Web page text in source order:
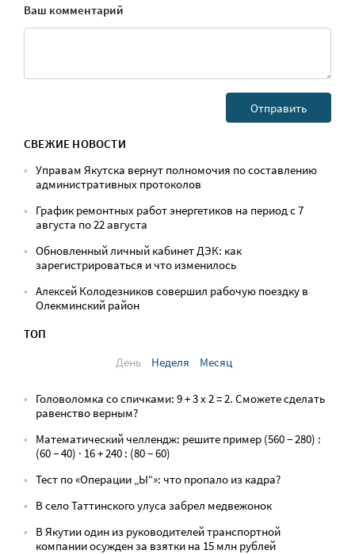
Ваш комментарий
СВЕЖИЕ НОВОСТИ
Управам Якутска вернут полномочия по составлению
административных протоколов
График ремонтных работ энергетиков на период с 7
августа по 22 августа
Обновленный личный кабинет ДЭК: как
зарегистрироваться и что изменилось
Алексей Колодезников совершил рабочую поездку в
Олекминский район
ТОП
День
Неделя Месяц
Головоломка со спичками: 9 + 3 х 2 = 2. Сможете сделать
равенство верным?
Математический челлендж: решите пример (560 − 280) :
(60 − 40) · 16 + 240 : (80 − 60)
Тест по «Операции „Ы“»: что пропало из кадра?
В село Таттинского улуса забрел медвежонок
В Якутии один из руководителей транспортной
компании осужден за взятки на 15 млн рублей